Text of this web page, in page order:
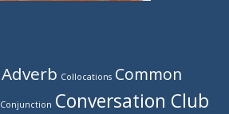
Adverb Collocations Common
Conjunction Conversation Club